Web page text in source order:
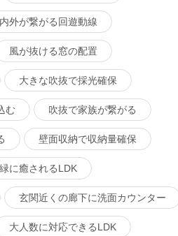
外が繋がる回遊動線
風が抜ける窓の配置
大きな吹抜で採光確保
む 吹抜で家族が繋がる
壁面収納で収納量確保
に癒されるLDK
玄関近くの廊下に洗面カウンター
大人数に対応できるLDK